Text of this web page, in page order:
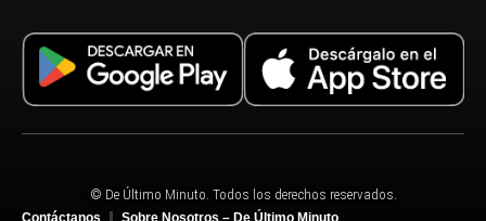
© De Último Minuto. Todos los derechos reservados.
Contáctanos
Sobre Nosotros – De Último Minuto